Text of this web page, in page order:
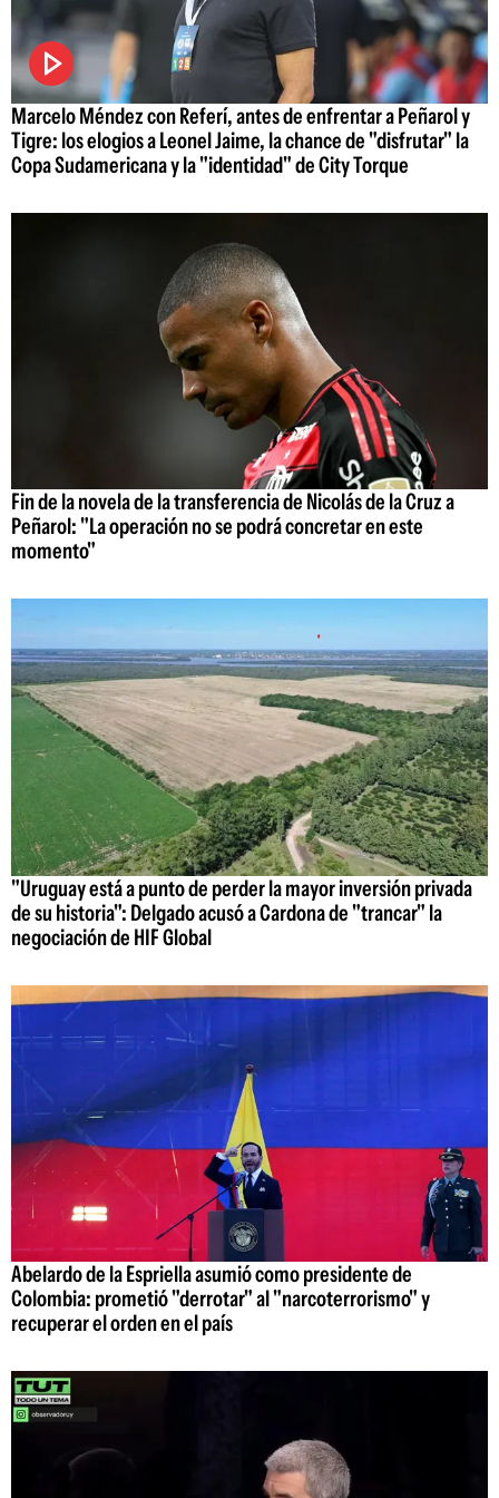
Marcelo Méndez con Referí, antes de enfrentar a Peñarol y
Tigre: los elogios a Leonel Jaime, la chance de "disfrutar" la
Copa Sudamericana y la "identidad" de City Torque
Fin de la novela de la transferencia de Nicolás de la Cruz a
Peñarol: "La operación no se podrá concretar en este
momento"
"Uruguay está a punto de perder la mayor inversión privada
de su historia": Delgado acusó a Cardona de "trancar" la
negociación de HIF Global
Abelardo de la Espriella asumió como presidente de
Colombia: prometió "derrotar" al "narcoterrorismo" y
recuperar el orden en el país